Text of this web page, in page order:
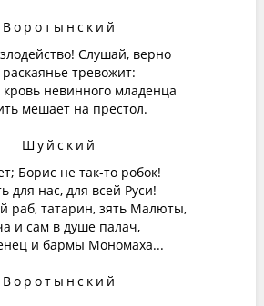
Воротынский
Слушай, верно
раскаянье тревожит:
невинного младенца
мешает на престол.
Шуйский
Борис не так-то робок!
для нас, для всей Руси!
раб, татарин, зять Малюты,
и сам в душе палач,
и бармы Мономаха...
Воротынский